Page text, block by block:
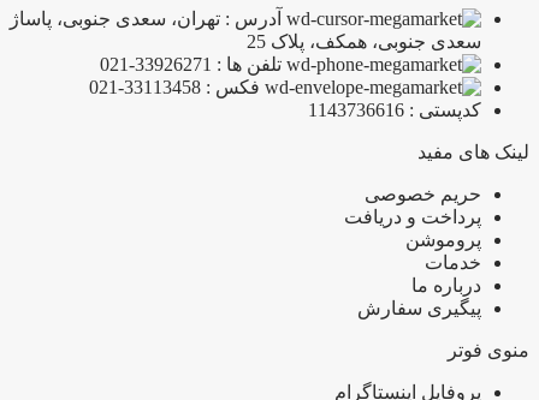
آدرس : تهران، سعدی جنوبی، پاساژ
سعدی جنوبی، همکف، پلاک 25
تلفن ها : 33926271-021
فکس : 33113458-021
کدپستی : 1143736616
لینک های مفید
حریم خصوصی
پرداخت و دریافت
پروموشن
خدمات
درباره ما
پیگیری سفارش
منوی فوتر
پروفایل اینستاگرام